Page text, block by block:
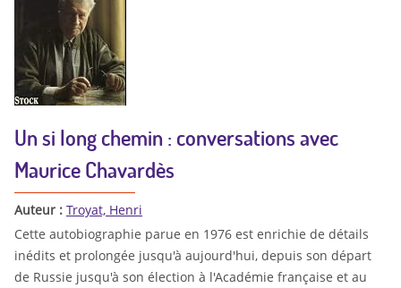
Un si long chemin : conversations avec
Maurice Chavardès
Auteur : Troyat, Henri
Cette autobiographie parue en 1976 est enrichie de détails
inédits et prolongée jusqu'à aujourd'hui, depuis son départ
de Russie jusqu'à son élection à l'Académie française et au